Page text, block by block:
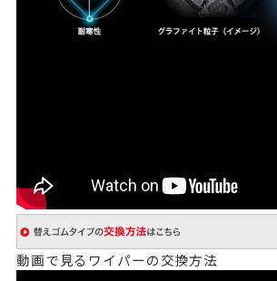
動画で見るワイパーの交換方法